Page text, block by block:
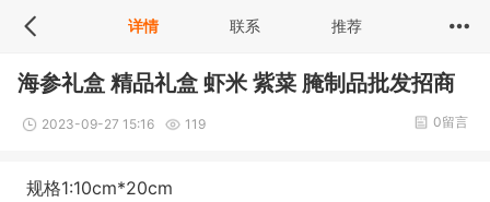
详情 联系 推荐
海参礼盒 精品礼盒 虾米 紫菜 腌制品批发招商
2023-09-27 15:16 119 0留言
规格1:10cm*20cm